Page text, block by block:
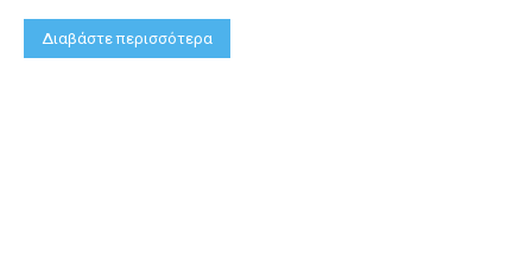
Διαβάστε περισσότερα